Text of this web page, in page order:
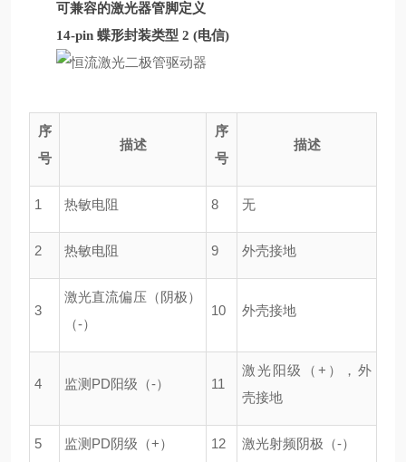
可兼容的激光器管脚定义
14-pin 蝶形封装类型 2 (电信)
序
号
描述
序
号
描述
1 热敏电阻 8 无
2 热敏电阻 9 外壳接地
3
激光直流偏压（阴极）
（-）
10 外壳接地
4 监测PD阳级（-） 11
激光阳级（+），外
壳接地
5 监测PD阴级（+） 12 激光射频阴极（-）